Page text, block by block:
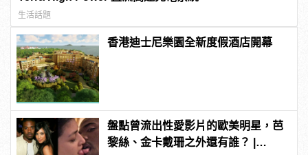
生活話題
香港迪士尼樂園全新度假酒店開幕
盤點曾流出性愛影片的歐美明星，芭
黎絲、金卡戴珊之外還有誰？ |